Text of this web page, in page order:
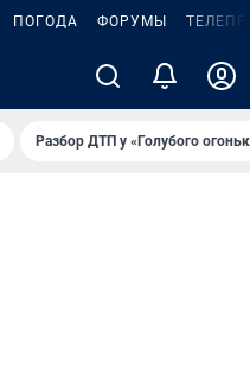
ПОГОДА ФОРУМЫ
Разбор ДТП у «Голубого